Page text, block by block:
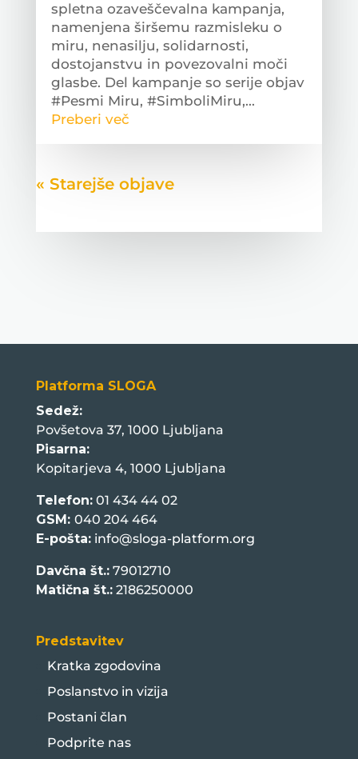
spletna ozaveščevalna kampanja,
namenjena širšemu razmisleku o
miru, nenasilju, solidarnosti,
dostojanstvu in povezovalni moči
glasbe. Del kampanje so serije objav
#Pesmi Miru, #SimboliMiru,...
Preberi več
« Older Entries
Platforma SLOGA
Sedež:
Povšetova 37, 1000 Ljubljana
Pisarna:
Kopitarjeva 4, 1000 Ljubljana
Telefon:01 434 44 02
GSM: 040 204 464
E-pošta: info@sloga-platform.org
Davčna št.:79012710
Matična št.:2186250000
Predstavitev
Kratka zgodovina
Poslanstvo in vizija
Postani član
Podprite nas